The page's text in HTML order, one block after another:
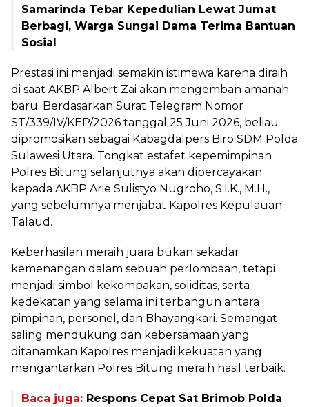
Samarinda Tebar Kepedulian Lewat Jumat
Berbagi, Warga Sungai Dama Terima Bantuan
Sosial
Prestasi ini menjadi semakin istimewa karena diraih
di saat AKBP Albert Zai akan mengemban amanah
baru. Berdasarkan Surat Telegram Nomor
ST/339/IV/KEP/2026 tanggal 25 Juni 2026, beliau
dipromosikan sebagai Kabagdalpers Biro SDM Polda
Sulawesi Utara. Tongkat estafet kepemimpinan
Polres Bitung selanjutnya akan dipercayakan
kepada AKBP Arie Sulistyo Nugroho, S.I.K., M.H.,
yang sebelumnya menjabat Kapolres Kepulauan
Talaud.
Keberhasilan meraih juara bukan sekadar
kemenangan dalam sebuah perlombaan, tetapi
menjadi simbol kekompakan, soliditas, serta
kedekatan yang selama ini terbangun antara
pimpinan, personel, dan Bhayangkari. Semangat
saling mendukung dan kebersamaan yang
ditanamkan Kapolres menjadi kekuatan yang
mengantarkan Polres Bitung meraih hasil terbaik.
Baca juga: Respons Cepat Sat Brimob Polda